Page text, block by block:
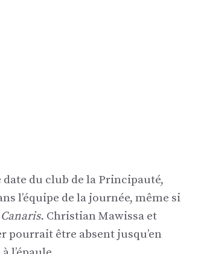
du club de la Principauté,
l’équipe de la journée, même si
Christian Mawissa et
pourrait être absent jusqu’en